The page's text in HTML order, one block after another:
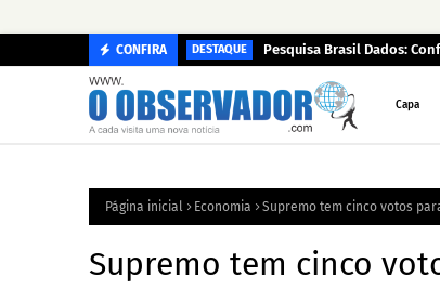
CONFIRA DESTAQUE Pesquisa Brasil Dados:
Capa
Página inicial Economia Supremo tem cinco votos
Supremo tem cinco